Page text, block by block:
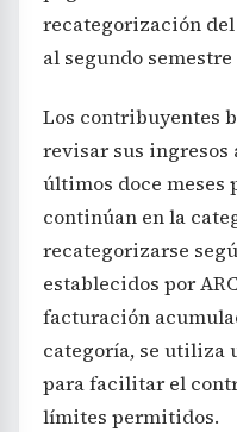
recategorización
al segundo semestre
Los contribuyentes
revisar sus ingresos
últimos doce meses
continúan en la
recategorizarse
establecidos por
facturación
categoría, se utiliza
para facilitar el
límites permitidos.